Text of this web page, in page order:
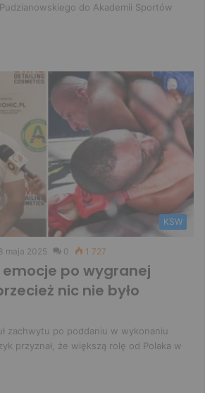
do Akademii Sportów
KSW
maja 2025 0 1 727
emocje po wygranej
nic nie było
zachwytu po poddaniu w wykonaniu
przyznał, że większą rolę od Polaka w